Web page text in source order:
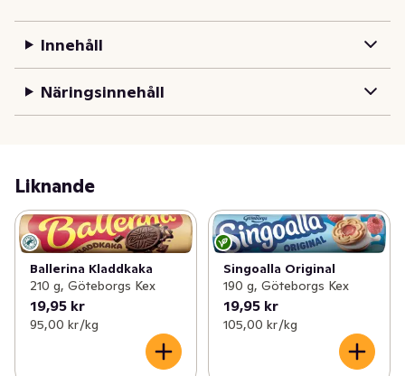
Fylld med smak av svensk sommar! Kakorna är veganska
Innehåll
Näringsinnehåll
Liknande
Ballerina Kladdkaka
210 g, Göteborgs Kex
19,95 kr
95,00 kr /kg
Singoalla Original
190 g, Göteborgs Kex
19,95 kr
105,00 kr /kg